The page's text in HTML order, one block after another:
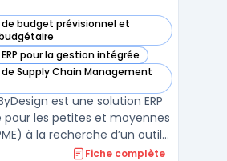
de budget prévisionnel et
ByDesign dans cette catégorie
pour la gestion intégrée
ByDesign dans cette catégorie
de Supply Chain Management
ByDesign dans cette catégorie
est une solution ERP
les petites et moyennes
à la recherche d’un outil
pour gérer l’ensemble de
Fiche complète